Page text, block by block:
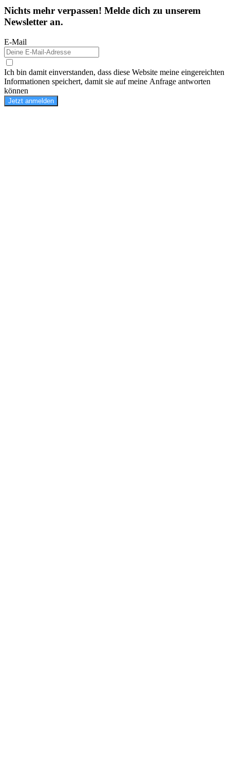
Nichts mehr verpassen! Melde dich zu unserem
Newsletter an.
E-Mail
Ich bin damit einverstanden, dass diese Website meine eingereichten
Informationen speichert, damit sie auf meine Anfrage antworten
können
Jetzt anmelden